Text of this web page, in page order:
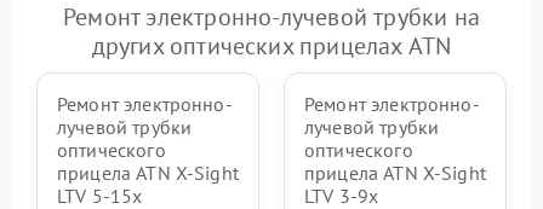
Ремонт электронно-лучевой трубки на
других оптических прицелах ATN
Ремонт электронно-
лучевой трубки
оптического
прицела ATN X-Sight
LTV 5-15x
Ремонт электронно-
лучевой трубки
оптического
прицела ATN X-Sight
LTV 3-9x